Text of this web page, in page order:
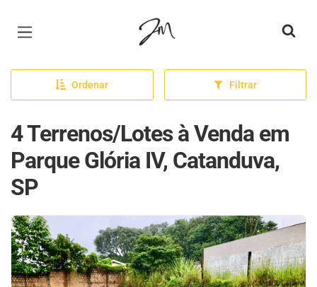
Página inicial
Ordenar Filtrar
4 Terrenos/Lotes à Venda em
Parque Glória IV, Catanduva,
SP